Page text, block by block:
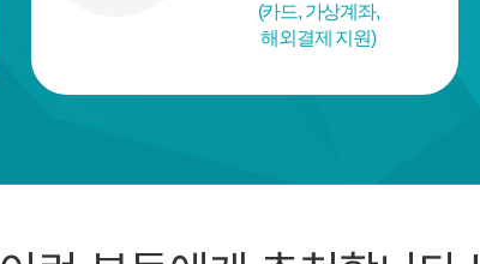
(카드, 가상계좌,
해외결제 지원)